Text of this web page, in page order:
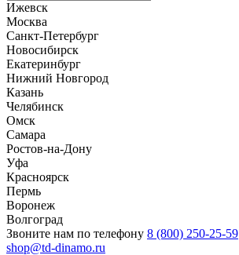
Ижевск
Москва
Санкт-Петербург
Новосибирск
Екатеринбург
Нижний Новгород
Казань
Челябинск
Омск
Самара
Ростов-на-Дону
Уфа
Красноярск
Пермь
Воронеж
Волгоград
Звоните нам по телефону 8 (800) 250-25-59
shop@td-dinamo.ru